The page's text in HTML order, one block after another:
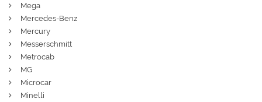
Mega
Mercedes-Benz
Mercury
Messerschmitt
Metrocab
MG
Microcar
Minelli